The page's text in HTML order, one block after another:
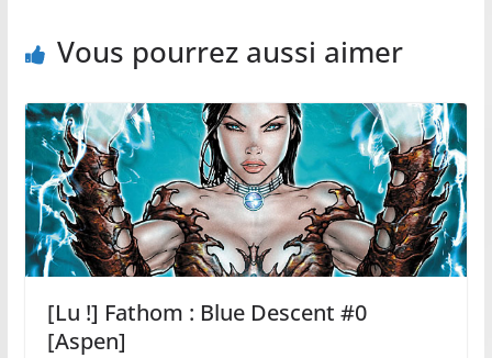
Vous pourrez aussi aimer
[Lu !] Fathom : Blue Descent #0
[Aspen]